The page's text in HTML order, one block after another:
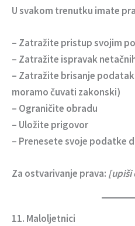
U svakom trenutku imate
– Zatražite pristup svojim
– Zatražite ispravak
– Zatražite brisanje
moramo čuvati zakonski)
– Ograničite obradu
– Uložite prigovor
– Prenesete svoje podatke
Za ostvarivanje prava: [upiši
11. Maloljetnici